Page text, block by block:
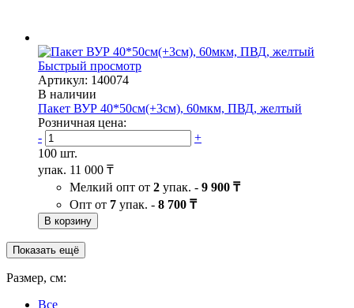
Быстрый просмотр
Артикул: 140074
В наличии
Пакет ВУР 40*50см(+3см), 60мкм, ПВД, желтый
Розничная цена:
-
+
100 шт.
упак. 11 000 ₸
Мелкий опт от 2 упак. - 9 900 ₸
Опт от 7 упак. - 8 700 ₸
В корзину
Показать ещё
Размер, см:
Все